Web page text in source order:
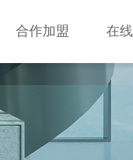
合作加盟 在